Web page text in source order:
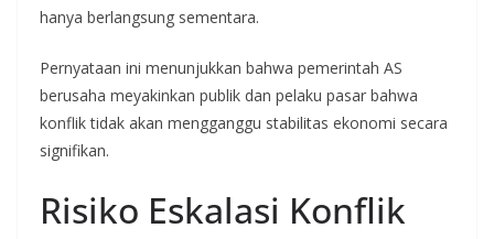
hanya berlangsung sementara.
Pernyataan ini menunjukkan bahwa pemerintah AS
berusaha meyakinkan publik dan pelaku pasar bahwa
konflik tidak akan mengganggu stabilitas ekonomi secara
signifikan.
Risiko Eskalasi Konflik